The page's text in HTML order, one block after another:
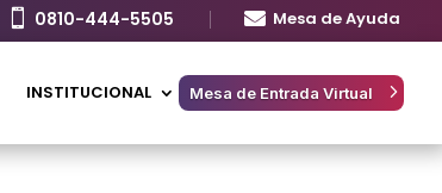
 0810-444-5505  Mesa de Ayuda
INSTITUCIONAL Mesa de Entrada Virtual